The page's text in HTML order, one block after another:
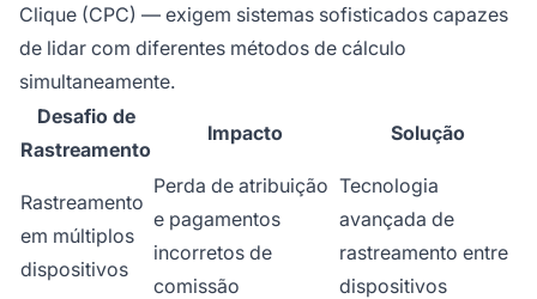
Clique (CPC) — exigem sistemas sofisticados capazes
de lidar com diferentes métodos de cálculo
simultaneamente.
Desafio de
Rastreamento
Impacto Solução
Rastreamento
em múltiplos
dispositivos
Perda de atribuição
e pagamentos
incorretos de
comissão
Tecnologia
avançada de
rastreamento entre
dispositivos